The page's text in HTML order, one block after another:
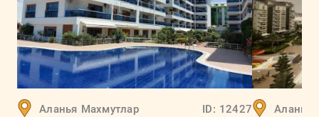
Аланья Махмутлар ID: 12427 Аланья